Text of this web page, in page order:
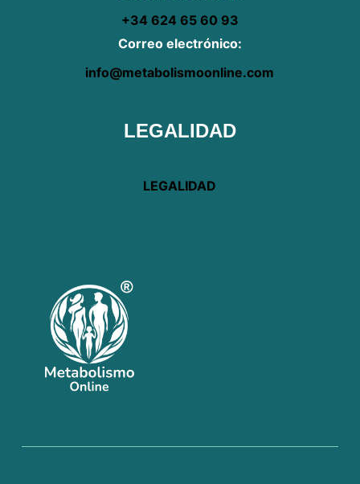
+34 624 65 60 93
Correo electrónico:
info@metabolismoonline.com
LEGALIDAD
LEGALIDAD